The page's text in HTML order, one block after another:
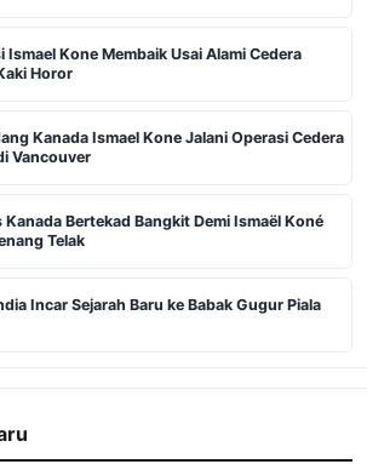
Ismael Kone Membaik Usai Alami Cedera
Horor
Kanada Ismael Kone Jalani Operasi Cedera
Vancouver
Kanada Bertekad Bangkit Demi Ismaël Koné
Telak
Incar Sejarah Baru ke Babak Gugur Piala